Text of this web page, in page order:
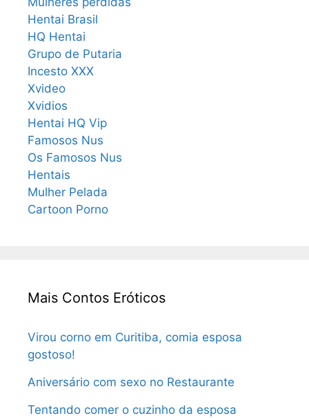
Hentai Brasil
HQ Hentai
Grupo de Putaria
Incesto XXX
Xvideo
Xvidios
Hentai HQ Vip
Famosos Nus
Os Famosos Nus
Hentais
Mulher Pelada
Cartoon Porno
Mais Contos Eróticos
Virou corno em Curitiba, comia esposa
gostoso!
Aniversário com sexo no Restaurante
Tentando comer o cuzinho da esposa